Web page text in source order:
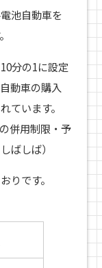
池自動車を
分の1に設定
動車の購入
ています。
併用制限・予
ばしば）
りです。